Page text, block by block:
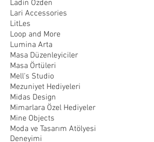
Ladin Özden
Lari Accessories
LitLes
Loop and More
Lumina Arta
Masa Düzenleyiciler
Masa Örtüleri
Mell's Studio
Mezuniyet Hediyeleri
Midas Design
Mimarlara Özel Hediyeler
Mine Objects
Moda ve Tasarım Atölyesi
Deneyimi